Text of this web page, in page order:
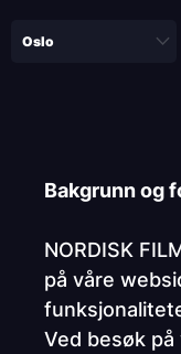
Bakgrunn og
NORDISK
på våre
Ved besøk